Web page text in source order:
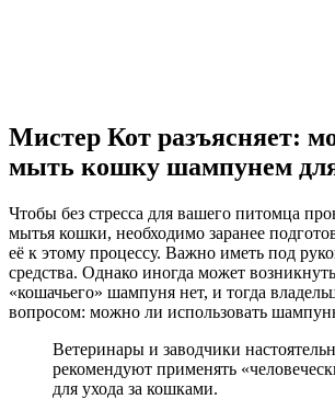
Мистер Кот разъясняет:
мыть кошку шампунем
Чтобы без стресса для вашего питомца
мытья кошки, необходимо заранее
её к этому процессу. Важно иметь под
средства. Однако иногда может
«кошачьего» шампуня нет, и тогда
вопросом: можно ли использовать
Ветеринары и заводчики
рекомендуют применять
для ухода за кошками.